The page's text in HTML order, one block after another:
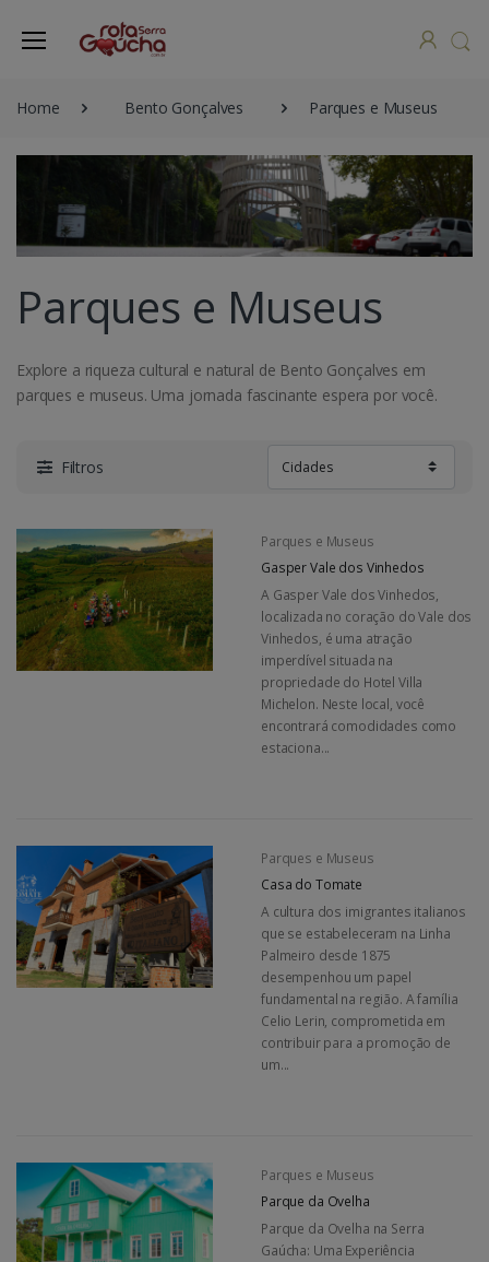
Home Bento Gonçalves Parques e Museus
Parques e Museus
Explore a riqueza cultural e natural de Bento Gonçalves em
parques e museus. Uma jornada fascinante espera por você.
Filtros
Parques e Museus
Gasper Vale dos Vinhedos
A Gasper Vale dos Vinhedos,
localizada no coração do Vale dos
Vinhedos, é uma atração
imperdível situada na
propriedade do Hotel Villa
Michelon. Neste local, você
encontrará comodidades como
estaciona...
Parques e Museus
Casa do Tomate
A cultura dos imigrantes italianos
que se estabeleceram na Linha
Palmeiro desde 1875
desempenhou um papel
fundamental na região. A família
Celio Lerin, comprometida em
contribuir para a promoção de
um...
Parques e Museus
Parque da Ovelha
Parque da Ovelha na Serra
Gaúcha: Uma Experiência